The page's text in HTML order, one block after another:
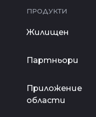
ПРОДУКТИ
Жилищен
Партньори
Приложение
области